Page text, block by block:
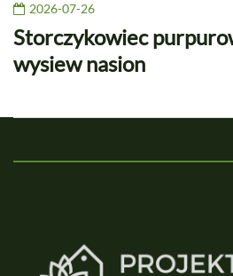
2026-07-26
Storczykowiec
wysiew nasion